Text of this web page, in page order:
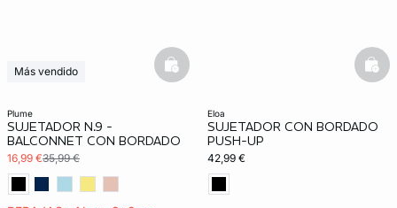
plume
SUJETADOR N.9 -
BALCONNET CON BORDADO
16,99 €35,99 €
Más vendido
basketfull
eloa
SUJETADOR CON BORDADO
PUSH-UP
42,99 €